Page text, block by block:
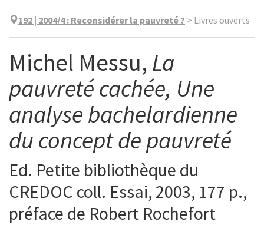
192 | 2004/4: Reconsidérer la pauvreté ? > Livres ouverts
Michel Messu, La
pauvreté cachée, Une
analyse bachelardienne
du concept de pauvreté
Ed. Petite bibliothèque du
CREDOC coll. Essai, 2003, 177 p.,
préface de Robert Rochefort